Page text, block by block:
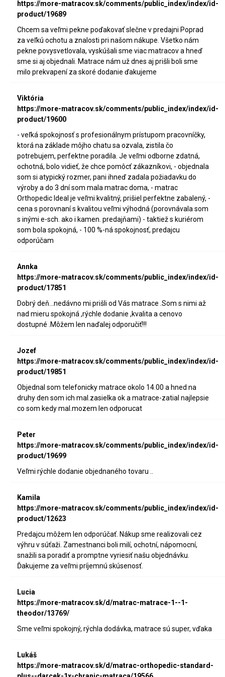
https://more-matracov.sk/comments/public_index/index/id-
product/19689
Chcem sa veľmi pekne poďakovať slečne v predajni Poprad
za veľkú ochotu a znalosti pri našom nákupe. Všetko nám
pekne povysvetlovala, vyskúšali sme viac matracov a hneď
sme si aj objednali. Matrace nám už dnes aj prišli boli sme
milo prekvapení za skoré dodanie ďakujeme
Viktória
https://more-matracov.sk/comments/public_index/index/id-
product/19600
- veľká spokojnosť s profesionálnym prístupom pracovníčky,
ktorá na základe môjho chatu sa ozvala, zistila čo
potrebujem, perfektne poradila. Je veľmi odborne zdatná,
ochotná, bolo vidieť, že chce pomôcť zákazníkovi, - objednala
som si atypický rozmer, pani ihneď zadala požiadavku do
výroby a do 3 dní som mala matrac doma, - matrac
Orthopedic Ideal je veľmi kvalitný, prišiel perfektne zabalený, -
cena s porovnaní s kvalitou veľmi výhodná (porovnávala som
s inými e-sch. ako i kamen. predajňami) - taktiež s kuriérom
som bola spokojná, - 100 %-ná spokojnosť, predajcu
odporúčam
Annka
https://more-matracov.sk/comments/public_index/index/id-
product/17851
Dobrý deň...nedávno mi prišli od Vás matrace .Som s nimi až
nad mieru spokojná ,rýchle dodanie ,kvalita a cenovo
dostupné .Môžem len naďalej odporučiť!!!
Jozef
https://more-matracov.sk/comments/public_index/index/id-
product/19851
Objednal som telefonicky matrace okolo 14.00 a hned na
druhy den som ich mal.zasielka ok a matrace-zatial najlepsie
co som kedy mal.mozem len odporucat
Peter
https://more-matracov.sk/comments/public_index/index/id-
product/19699
Veľmi rýchle dodanie objednaného tovaru ..
Kamila
https://more-matracov.sk/comments/public_index/index/id-
product/12623
Predajcu môžem len odporúčať. Nákup sme realizovali cez
výhru v súťaži. Zamestnanci boli milí, ochotní, nápomocní,
snažili sa poradiť a promptne vyriesiť našu objednávku.
Ďakujeme za veľmi príjemnú skúsenosť.
Lucia
https://more-matracov.sk/d/matrac-matrace-1--1-
theodor/13769/
Sme veľmi spokojný, rýchla dodávka, matrace sú super, vďaka
Lukáš
https://more-matracov.sk/d/matrac-orthopedic-standard-